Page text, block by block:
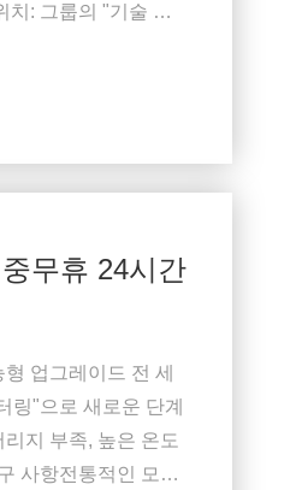
치: 그룹의 "기술 두
무휴 24시간
업그레이드 전 세
링"으로 새로운 단계
지 부족, 높은 온도
사항전통적인 모니